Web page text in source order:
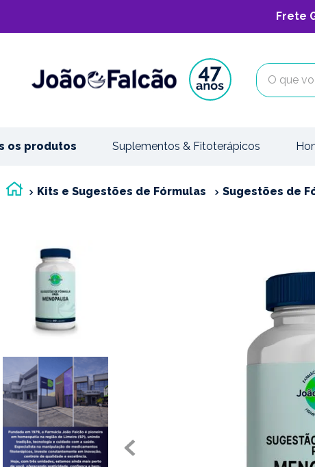
Frete
O que
os produtos Suplementos & Fitoterápicos
Kits e Sugestões de Fórmulas Sugestões de